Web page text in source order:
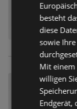
besteht
diese
sowie
Mit einem
willigen
Endgerät,